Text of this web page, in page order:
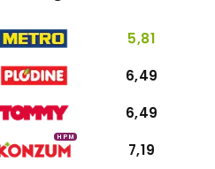
5,81
6,49
6,49
HPM
7,19